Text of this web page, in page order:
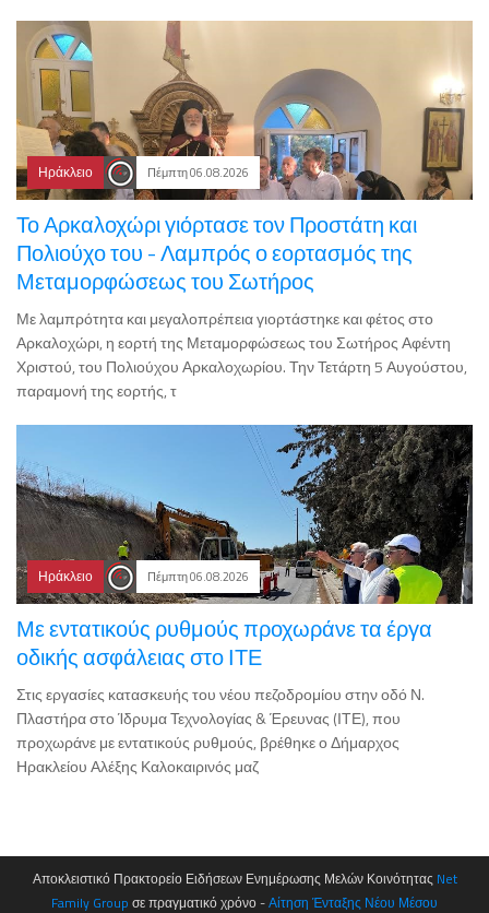
Ηράκλειο Πέμπτη 06.08.2026
Το Αρκαλοχώρι γιόρτασε τον Προστάτη και
Πολιούχο του - Λαμπρός ο εορτασμός της
Μεταμορφώσεως του Σωτήρος
Με λαμπρότητα και μεγαλοπρέπεια γιορτάστηκε και φέτος στο
Αρκαλοχώρι, η εορτή της Μεταμορφώσεως του Σωτήρος Αφέντη
Χριστού, του Πολιούχου Αρκαλοχωρίου. Την Τετάρτη 5 Αυγούστου,
παραμονή της εορτής, τ
Ηράκλειο Πέμπτη 06.08.2026
Με εντατικούς ρυθμούς προχωράνε τα έργα
οδικής ασφάλειας στο ΙΤΕ
Στις εργασίες κατασκευής του νέου πεζοδρομίου στην οδό Ν.
Πλαστήρα στο Ίδρυμα Τεχνολογίας & Έρευνας (ΙΤΕ), που
προχωράνε με εντατικούς ρυθμούς, βρέθηκε ο Δήμαρχος
Ηρακλείου Αλέξης Καλοκαιρινός μαζ
Αποκλειστικό Πρακτορείο Ειδήσεων Ενημέρωσης Μελών Κοινότητας Net
Family Group σε πραγματικό χρόνο -Αίτηση Ένταξης Νέου Μέσου